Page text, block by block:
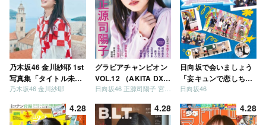
乃木坂46 金川紗耶 1st
写真集「タイトル未
定」
乃木坂46 金川紗耶
グラビアチャンピオン
VOL.12 （AKITA DXシ
リーズ）
日向坂46 正源司陽子 宮地すみれ
日向坂で会いましょう
「妄キュンで恋しちゃ
いましょう」「どっち
う」「ご褒美でロケし
日向坂46
4.28 4.28 4.28